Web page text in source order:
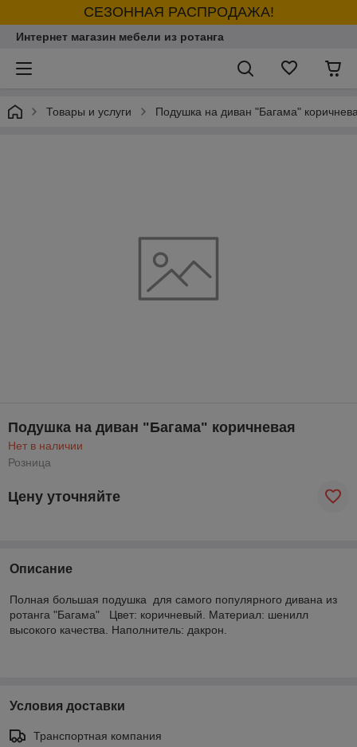
СЕЗОННАЯ РАСПРОДАЖА!
Интернет магазин мебели из ротанга
Товары и услуги Подушка на диван "Багама"
Подушка на диван "Багама" коричневая
Нет в наличии
Розница
Цену уточняйте
Описание
Полная большая подушка для самого популярного дивана из
ротанга "Багама" Цвет: коричневый. Материал: шенилл
высокого качества. Наполнитель: дакрон.
Условия доставки
Транспортная компания